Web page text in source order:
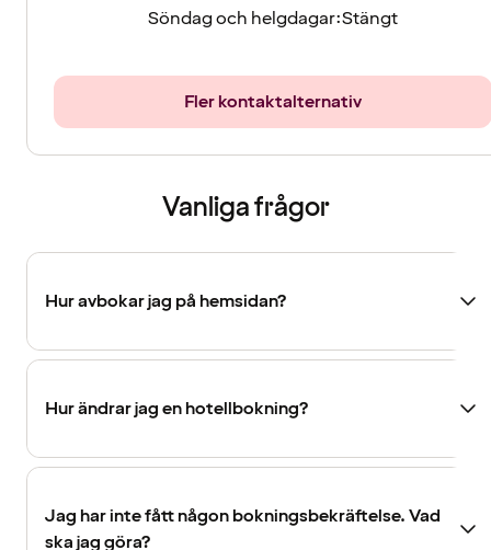
Söndag och helgdagar:Stängt
Fler kontaktalternativ
Vanliga frågor
Hur avbokar jag på hemsidan?
Hur ändrar jag en hotellbokning?
Jag har inte fått någon bokningsbekräftelse. Vad
ska jag göra?